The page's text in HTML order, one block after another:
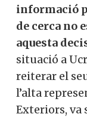
informació
de cerca no
aquesta
situació a
reiterar el
l’alta
Exteriors, va